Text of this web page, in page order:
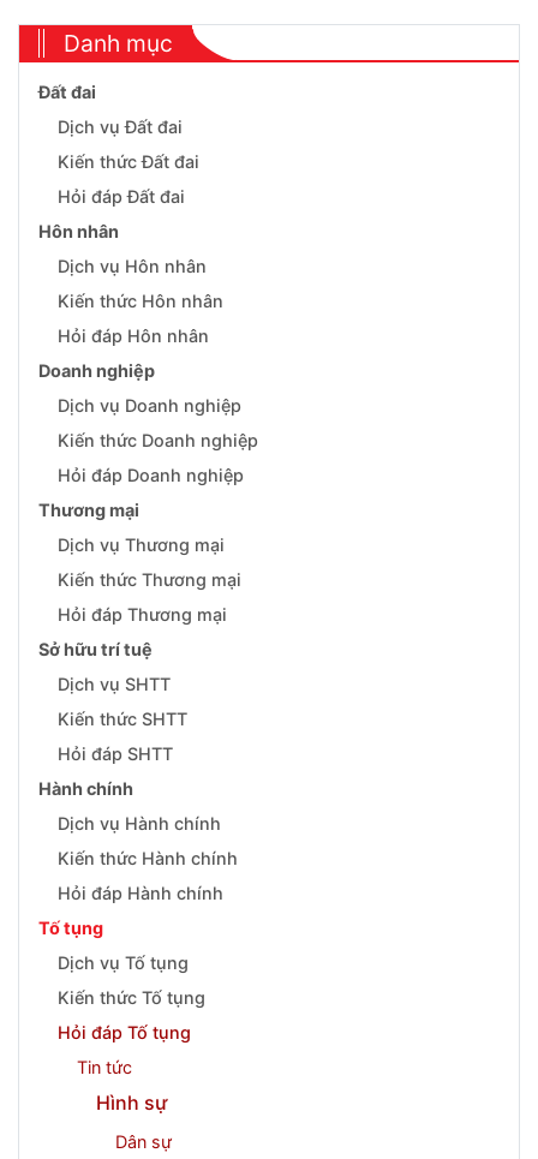
Danh mục
Đất đai
Dịch vụ Đất đai
Kiến thức Đất đai
Hỏi đáp Đất đai
Hôn nhân
Dịch vụ Hôn nhân
Kiến thức Hôn nhân
Hỏi đáp Hôn nhân
Doanh nghiệp
Dịch vụ Doanh nghiệp
Kiến thức Doanh nghiệp
Hỏi đáp Doanh nghiệp
Thương mại
Dịch vụ Thương mại
Kiến thức Thương mại
Hỏi đáp Thương mại
Sở hữu trí tuệ
Dịch vụ SHTT
Kiến thức SHTT
Hỏi đáp SHTT
Hành chính
Dịch vụ Hành chính
Kiến thức Hành chính
Hỏi đáp Hành chính
Tố tụng
Dịch vụ Tố tụng
Kiến thức Tố tụng
Hỏi đáp Tố tụng
Tin tức
Hình sự
Dân sự